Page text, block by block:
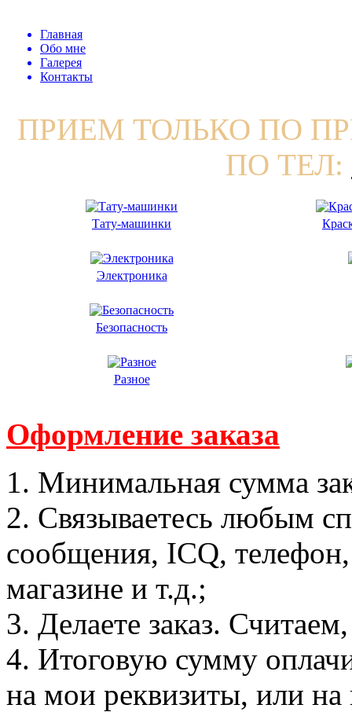
Главная
Обо мне
Галерея
Контакты
ПРИЕМ ТОЛЬКО ПО
ПО ТЕЛ:
Тату-машинки
Электроника
Безопасность
Разное
Оформление заказа
1. Минимальная сумма
2. Связываетесь любым
сообщения, ICQ,
магазине и т.д.;
3. Делаете заказ.
4. Итоговую сумму
на мои реквизиты, или на